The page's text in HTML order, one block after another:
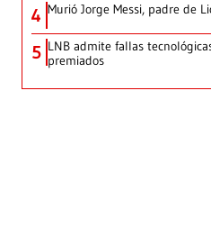
4 Murió Jorge Messi, padre de
5 LNB admite fallas
premiados